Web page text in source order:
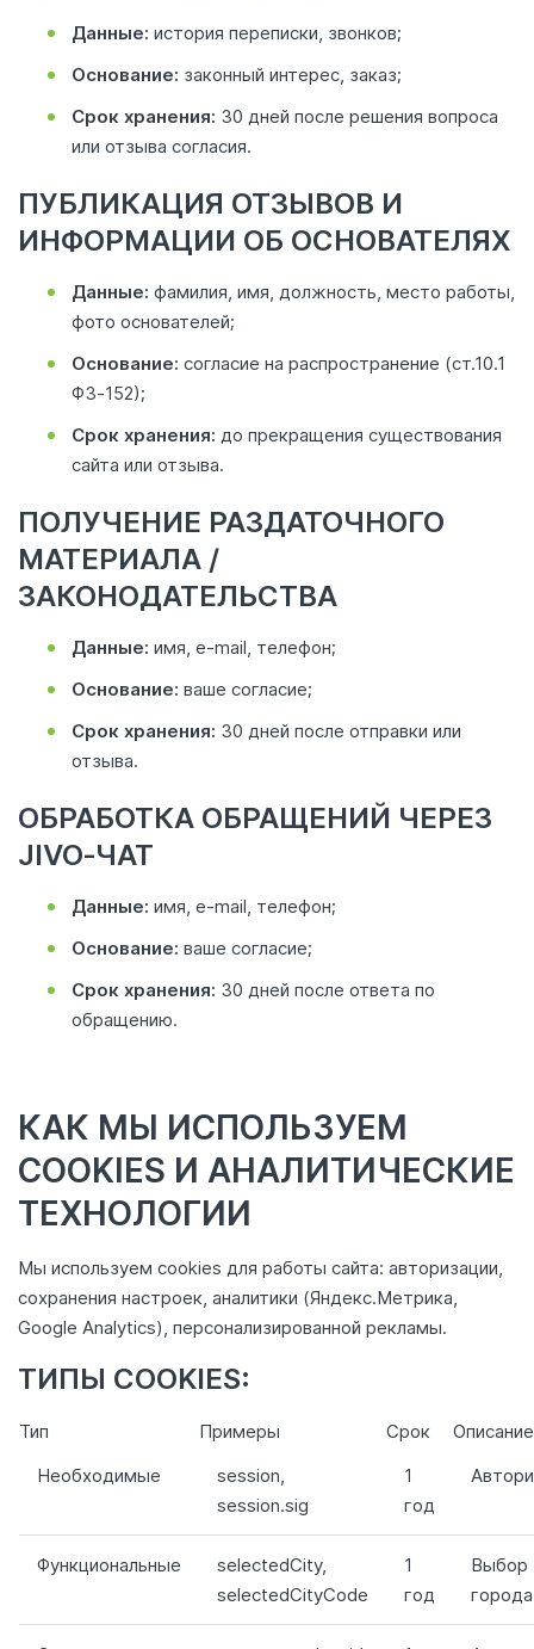
Данные: история переписки, звонков;
Основание: законный интерес, заказ;
Срок хранения: 30 дней после решения вопроса
или отзыва согласия.
ПУБЛИКАЦИЯ ОТЗЫВОВ И
ИНФОРМАЦИИ ОБ ОСНОВАТЕЛЯХ
Данные: фамилия, имя, должность, место работы,
фото основателей;
Основание: согласие на распространение (ст.10.1
ФЗ‑152);
Срок хранения: до прекращения существования
сайта или отзыва.
ПОЛУЧЕНИЕ РАЗДАТОЧНОГО
МАТЕРИАЛА /
ЗАКОНОДАТЕЛЬСТВА
Данные: имя, e‑mail, телефон;
Основание: ваше согласие;
Срок хранения: 30 дней после отправки или
отзыва.
ОБРАБОТКА ОБРАЩЕНИЙ ЧЕРЕЗ
JIVO‑ЧАТ
Данные: имя, e‑mail, телефон;
Основание: ваше согласие;
Срок хранения: 30 дней после ответа по
обращению.
КАК МЫ ИСПОЛЬЗУЕМ
COOKIES И АНАЛИТИЧЕСКИЕ
ТЕХНОЛОГИИ
Мы используем cookies для работы сайта: авторизации,
сохранения настроек, аналитики (Яндекс.Метрика,
Google Analytics), персонализированной рекламы.
ТИПЫ COOKIES:
Тип Примеры Срок
Описание
Необходимые
session,
session.sig
1
год
Функциональные
selectedCity,
selectedCityCode
1
год
Выбор
города